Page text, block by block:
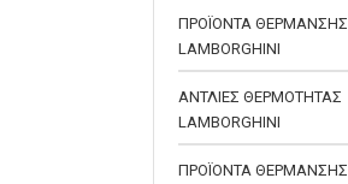
ΠΡΟΪΟΝΤΑ ΘΕΡΜΑΝΣΗΣ
LAMBORGHINI
ΑΝΤΛΙΕΣ ΘΕΡΜΟΤΗΤΑΣ
LAMBORGHINI
ΠΡΟΪΟΝΤΑ ΘΕΡΜΑΝΣΗΣ